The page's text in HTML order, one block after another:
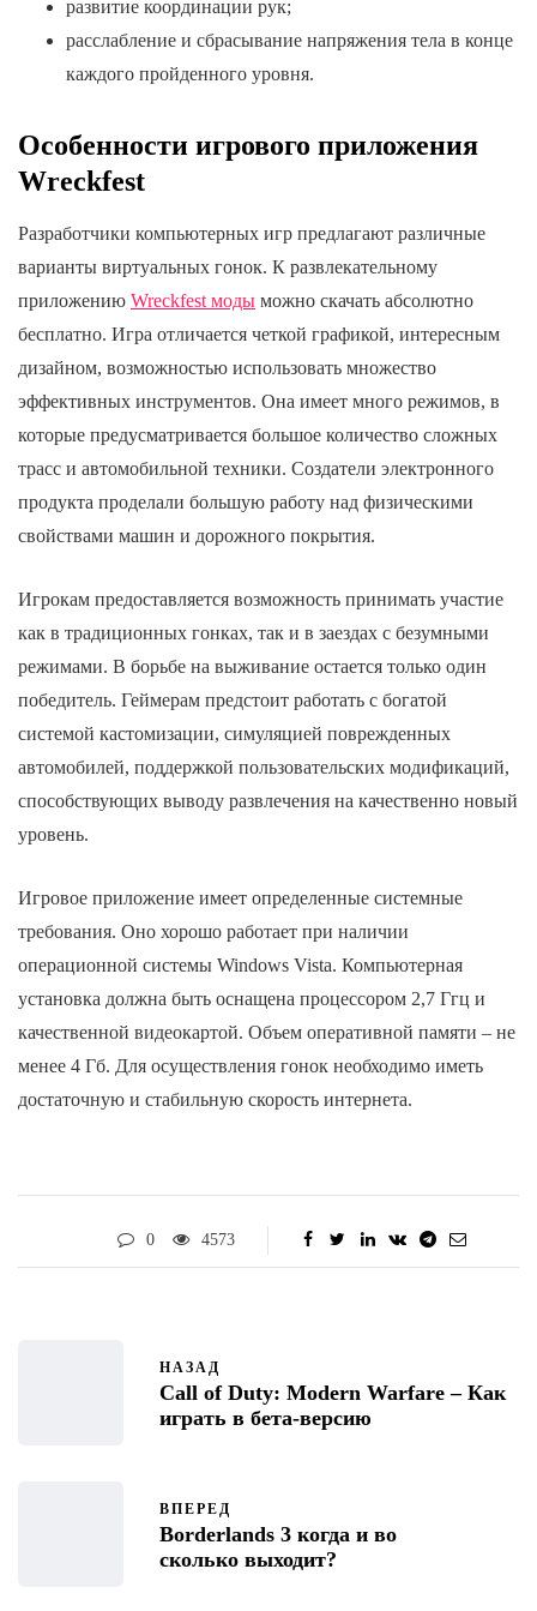
развитие координации рук;
расслабление и сбрасывание напряжения тела в конце
каждого пройденного уровня.
Особенности игрового приложения
Wreckfest
Разработчики компьютерных игр предлагают различные
варианты виртуальных гонок. К развлекательному
приложению Wreckfest моды можно скачать абсолютно
бесплатно. Игра отличается четкой графикой, интересным
дизайном, возможностью использовать множество
эффективных инструментов. Она имеет много режимов, в
которые предусматривается большое количество сложных
трасс и автомобильной техники. Создатели электронного
продукта проделали большую работу над физическими
свойствами машин и дорожного покрытия.
Игрокам предоставляется возможность принимать участие
как в традиционных гонках, так и в заездах с безумными
режимами. В борьбе на выживание остается только один
победитель. Геймерам предстоит работать с богатой
системой кастомизации, симуляцией поврежденных
автомобилей, поддержкой пользовательских модификаций,
способствующих выводу развлечения на качественно новый
уровень.
Игровое приложение имеет определенные системные
требования. Оно хорошо работает при наличии
операционной системы Windows Vista. Компьютерная
установка должна быть оснащена процессором 2,7 Ггц и
качественной видеокартой. Объем оперативной памяти – не
менее 4 Гб. Для осуществления гонок необходимо иметь
достаточную и стабильную скорость интернета.
0 4573
НАЗАД
Call of Duty: Modern Warfare – Как
играть в бета-версию
ВПЕРЕД
Borderlands 3 когда и во
сколько выходит?